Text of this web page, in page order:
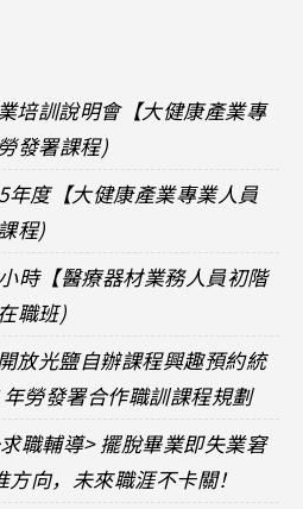
培訓說明會【大健康產業專
發署課程)
年度【大健康產業專業人員
程)
時【醫療器材業務人員初階
職班)
放光鹽自辦課程興趣預約統
勞發署合作職訓課程規劃
職輔導> 擺脫畢業即失業窘
向，未來職涯不卡關！